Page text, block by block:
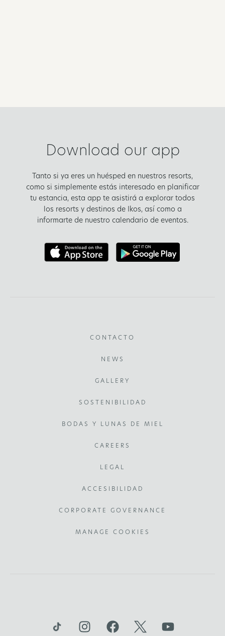
Download our app
Tanto si ya eres un huésped en nuestros resorts,
como si simplemente estás interesado en planificar
tu estancia, esta app te asistirá a explorar todos
los resorts y destinos de Ikos, así como a
informarte de nuestro calendario de eventos.
CONTACTO
NEWS
GALLERY
SOSTENIBILIDAD
BODAS Y LUNAS DE MIEL
CAREERS
LEGAL
ACCESIBILIDAD
CORPORATE GOVERNANCE
MANAGE COOKIES